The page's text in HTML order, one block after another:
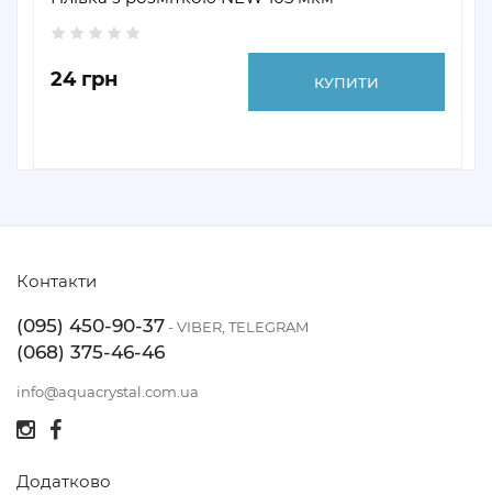
24 грн КУПИТИ
Контакти
(095) 450-90-37- VIBER, TELEGRAM
(068) 375-46-46
info@aquacrystal.com.ua
Додатково